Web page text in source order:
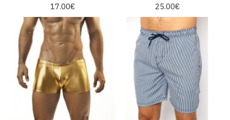
17.00€ 25.00€